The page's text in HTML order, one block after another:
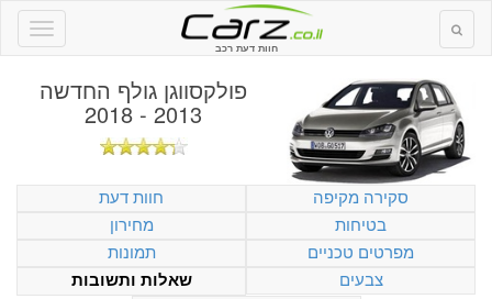
חוות דעת רכב
פולקסווגן גולף החדשה
2013 - 2018
סקירה מקיפה
חוות דעת
בטיחות
מחירון
מפרטים טכניים
תמונות
צבעים
שאלות ותשובות